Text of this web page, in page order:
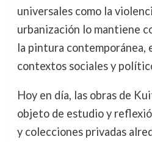
universales como la
urbanización lo mantiene
la pintura contemporánea,
contextos sociales y
Hoy en día, las obras de
objeto de estudio y
y colecciones privadas